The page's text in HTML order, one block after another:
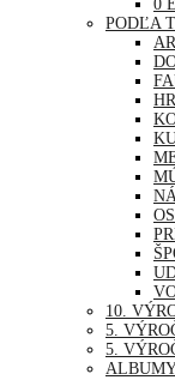
0
PODĽA
10.
5.
5.